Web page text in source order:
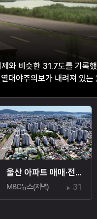
와 비슷한 31.7도를 기록
야주의보가 내려져 있는
울산 아파트 매매·전세 가격 상승세 이어져
MBC뉴스(저녁) 31